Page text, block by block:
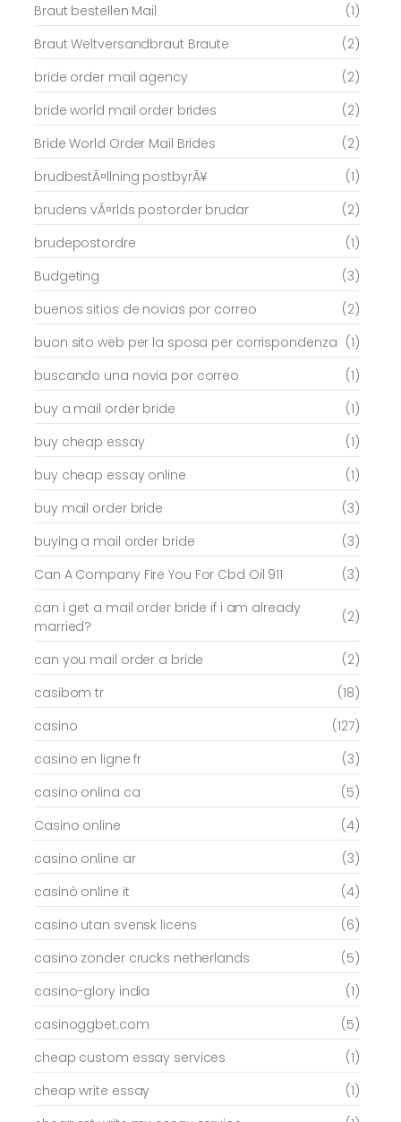
Braut bestellen Mail
(1)
Braut Weltversandbraut Braute
(2)
bride order mail agency
(2)
bride world mail order brides
(2)
Bride World Order Mail Brides
(2)
brudbestÃ¤llning postbyrÃ¥
(1)
brudens vÃ¤rlds postorder brudar
(2)
brudepostordre
(1)
Budgeting
(3)
buenos sitios de novias por correo
(2)
buon sito web per la sposa per corrispondenza (1)
buscando una novia por correo
(1)
buy a mail order bride
(1)
buy cheap essay
(1)
buy cheap essay online
(1)
buy mail order bride
(3)
buying a mail order bride
(3)
Can A Company Fire You For Cbd Oil 911
(3)
can i get a mail order bride if i am already
married?
(2)
can you mail order a bride
(2)
casibom tr
(18)
casino
(127)
casino en ligne fr
(3)
casino onlina ca
(5)
Casino online
(4)
casino online ar
(3)
casinò online it
(4)
casino utan svensk licens
(6)
casino zonder crucks netherlands
(5)
casino-glory india
(1)
casinoggbet.com
(5)
cheap custom essay services
(1)
cheap write essay
(1)